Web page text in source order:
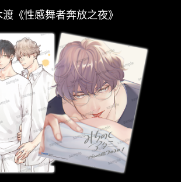
《性感舞者奔放之夜》